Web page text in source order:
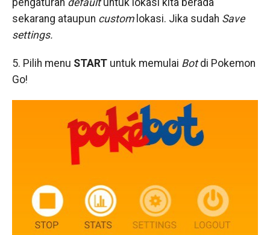
pengaturan defaultuntuk lokasi kita berada
sekarang ataupun customlokasi. Jika sudah Save
settings.
5. Pilih menu STARTuntuk memulai Botdi Pokemon
Go!